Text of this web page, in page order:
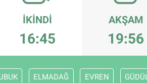
İKINDI
16:45
AKŞAM
19:56
ELMADAĞ EVREN GÜDÜL